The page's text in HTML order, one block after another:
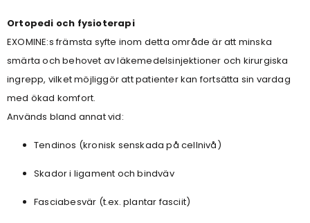
Ortopedi och fysioterapi
EXOMINE:s främsta syfte inom detta område är att minska
smärta och behovet av läkemedelsinjektioner och kirurgiska
ingrepp, vilket möjliggör att patienter kan fortsätta sin vardag
med ökad komfort.
Används bland annat vid:
Tendinos (kronisk senskada på cellnivå)
Skador i ligament och bindväv
Fasciabesvär (t.ex. plantar fasciit)